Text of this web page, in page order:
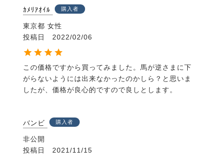
ｶﾒﾘｱｵｲﾙ 購入者
東京都 女性
投稿日
2022/02/06
この価格ですから買ってみました。馬が逆さまに下
がらないようには出来なかったのかしら？と思いま
したが、価格が良心的ですので良しとします。
バンビ 購入者
非公開
投稿日
2021/11/15